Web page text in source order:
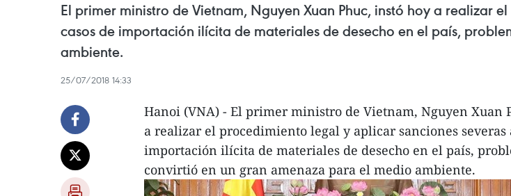
El primer ministro de Vietnam, Nguyen Xuan Phuc, instó hoy a realizar
casos de importación ilícita de materiales de desecho en el país,
ambiente.
25/07/2018 14:33
Hanoi (VNA) - El primer ministro de Vietnam, Nguyen Xuan
a realizar el procedimiento legal y aplicar sanciones severas
importación ilícita de materiales de desecho en el país,
convirtió en un gran amenaza para el medio ambiente.